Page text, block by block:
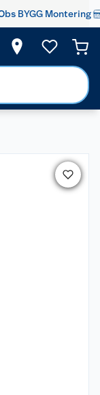
BYGG Montering